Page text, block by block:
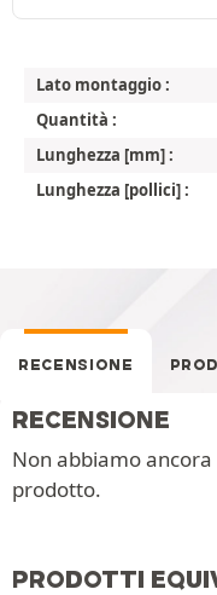
Lato montaggio :
Quantità :
Lunghezza [mm] :
Lunghezza [pollici] :
RECENSIONE
RECENSIONE
Non abbiamo
prodotto.
PRODOTTI